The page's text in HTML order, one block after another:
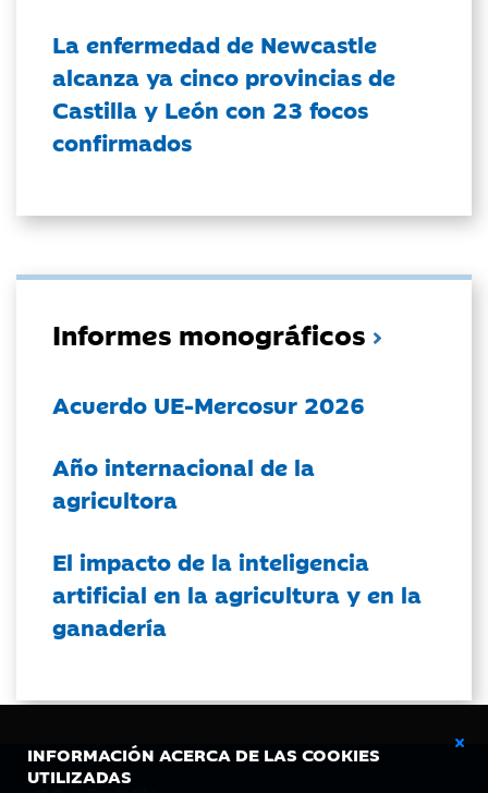
INFORMACIÓN ACERCA DE LAS COOKIES
UTILIZADAS
La enfermedad de Newcastle
alcanza ya cinco provincias de
Castilla y León con 23 focos
confirmados
Informes monográficos
Acuerdo UE-Mercosur 2026
Año internacional de la
agricultora
El impacto de la inteligencia
artificial en la agricultura y en la
ganadería